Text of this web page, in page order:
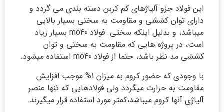
این فولاد جزو آلیاژهای کم کربن دسته بندی می گردد و
دارای توان کششی و مقاومت به سختی بسیار بالایی
میباشد، و بدلیل اینکه سختی فولاد mo40 بسیار زیاد
است، در پروژه هایی که مقاومت به سختی و توان
کششی مد نظر باشد، حتما از فولاد mo40 استفاده میشود.
با وجودی که حضور کروم به میزان 1% موجب افزایش
مقاومت به حرارت میگردد ولی فولادهایی که تنها عنصر
آلیاژی آنها کروم میباشد،کمتر مورد استفاده قرار میگیرند.